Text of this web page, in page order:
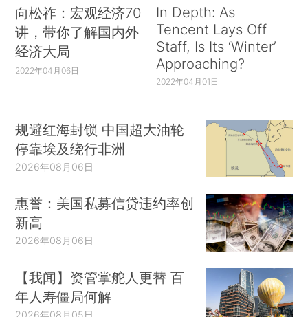
向松祚：宏观经济70
讲，带你了解国内外
经济大局
2022年04月06日
In Depth: As
Tencent Lays Off
Staff, Is Its ‘Winter’
Approaching?
2022年04月01日
规避红海封锁 中国超大油轮
停靠埃及绕行非洲
2026年08月06日
惠誉：美国私募信贷违约率创
新高
2026年08月06日
【我闻】资管掌舵人更替 百
年人寿僵局何解
2026年08月05日